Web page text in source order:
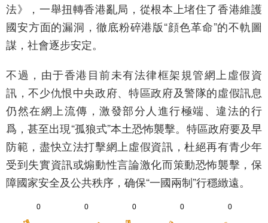
法》，一舉扭轉香港亂局，從根本上堵住了香港維護
國安方面的漏洞，徹底粉碎港版“顔色革命”的不軌圖
謀，社會逐步安定。
不過，由于香港目前未有法律框架規管網上虛假資
訊，不少仇恨中央政府、特區政府及警隊的虛假訊息
仍然在網上流傳，激發部分人進行極端、違法的行
爲，甚至出現“孤狼式”本土恐怖襲擊。特區政府要及早
防範，盡快立法打擊網上虛假資訊，杜絕再有青少年
受到失實資訊或煽動性言論激化而策動恐怖襲擊，保
障國家安全及公共秩序，确保“一國兩制”行穩緻遠。
0 0 0 0 0